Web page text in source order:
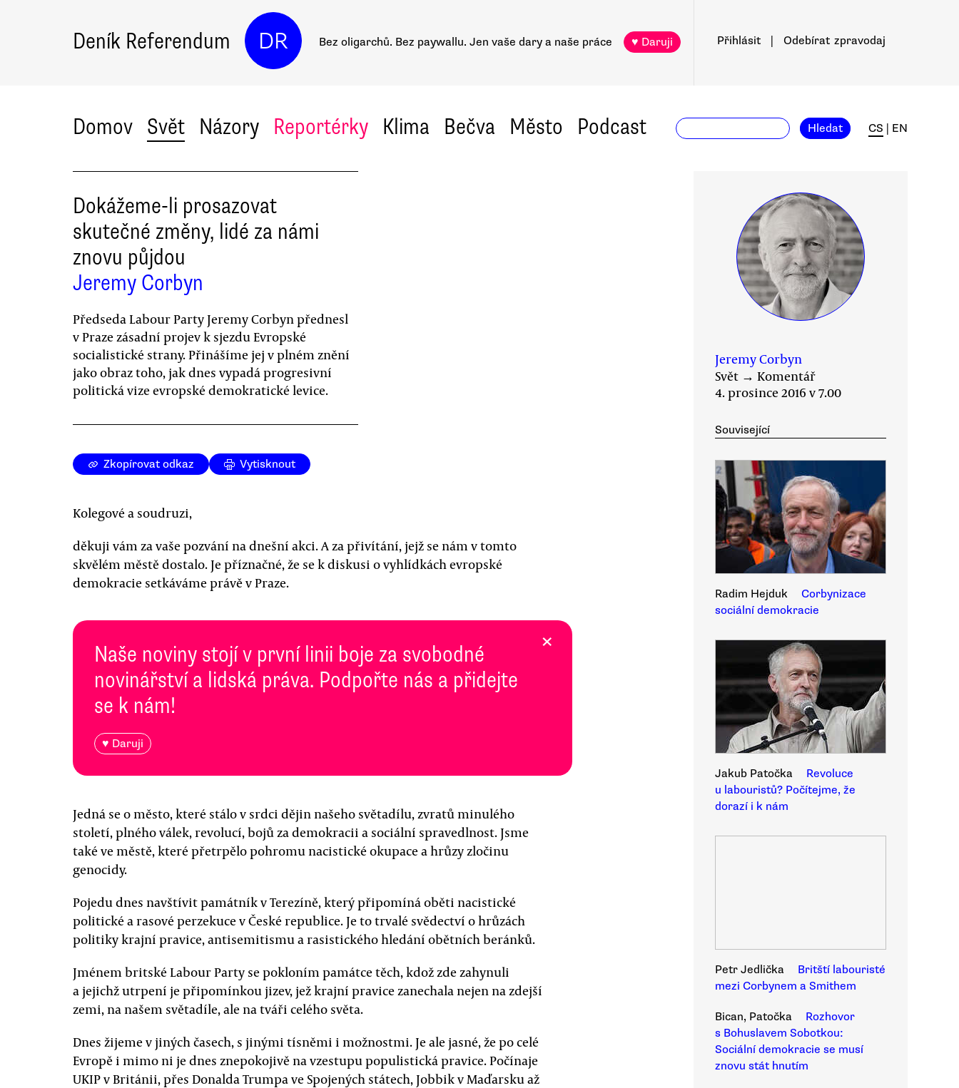
Deník Referendum DR Bez oligarchů. Bez paywallu. Jen vaše dary a naše práce ♥ Daruji Přihlásit Odebírat zpravodaj
Domov Svět Názory Reportérky Klima Bečva Město Podcast Hledat CS EN
Dokážeme-li prosazovat
skutečné změny, lidé za námi
znovu půjdou
Jeremy Corbyn
Předseda Labour Party Jeremy Corbyn přednesl
v Praze zásadní projev k sjezdu Evropské
socialistické strany. Přinášíme jej v plném znění
jako obraz toho, jak dnes vypadá progresivní
politická vize evropské demokratické levice.
Zkopírovat odkaz Vytisknout
Kolegové a soudruzi,
děkuji vám za vaše pozvání na dnešní akci. A za přivítání, jejž se nám v tomto
skvělém městě dostalo. Je příznačné, že se k diskusi o vyhlídkách evropské
demokracie setkáváme právě v Praze.
Naše noviny stojí v první linii boje za svobodné
novinářství a lidská práva. Podpořte nás a přidejte
se k nám!
♥ Daruji
×
Jedná se o město, které stálo v srdci dějin našeho světadílu, zvratů minulého
století, plného válek, revolucí, bojů za demokracii a sociální spravedlnost. Jsme
také ve městě, které přetrpělo pohromu nacistické okupace a hrůzy zločinu
genocidy.
Pojedu dnes navštívit památník v Terezíně, který připomíná oběti nacistické
politické a rasové perzekuce v České republice. Je to trvalé svědectví o hrůzách
politiky krajní pravice, antisemitismu a rasistického hledání obětních beránků.
Jménem britské Labour Party se pokloním památce těch, kdož zde zahynuli
a jejichž utrpení je připomínkou jizev, jež krajní pravice zanechala nejen na zdejší
zemi, na našem světadíle, ale na tváři celého světa.
Dnes žijeme v jiných časech, s jinými tísněmi i možnostmi. Je ale jasné, že po celé
Evropě i mimo ni je dnes znepokojivě na vzestupu populistická pravice. Počínaje
UKIP v Británii, přes Donalda Trumpa ve Spojených státech, Jobbik v Maďarsku až
Jeremy Corbyn
Svět → Komentář
4. prosince 2016 v 7.00
Související
Radim Hejduk
Corbynizace
sociální demokracie
Jakub Patočka
Revoluce
u labouristů? Počítejme, že
dorazí i k nám
Petr Jedlička
Britští labouristé
mezi Corbynem a Smithem
Bican, Patočka
Rozhovor
s Bohuslavem Sobotkou:
Sociální demokracie se musí
znovu stát hnutím